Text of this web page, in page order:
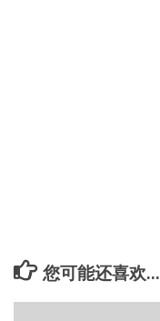
您可能还喜欢...